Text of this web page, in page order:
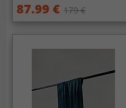
87.99 € 179 €